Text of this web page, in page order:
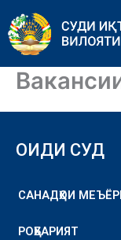
содержимому
ОИДИ СУД
САНАДҲОИ
РОҲБАРИЯТ